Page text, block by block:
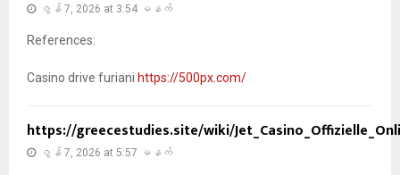
ဇွန် 7, 2026 at 3:54 မနက်
References:
Casino drive furiani https://500px.com/
https://greecestudies.site/wiki/
ဇွန် 7, 2026 at 5:57 မနက်